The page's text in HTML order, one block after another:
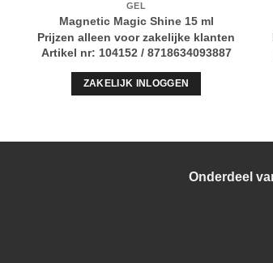
GEL
Magnetic Magic Shine 15 ml
Prijzen alleen voor zakelijke klanten
Artikel nr: 104152 / 8718634093887
ZAKELIJK INLOGGEN
Onderdeel